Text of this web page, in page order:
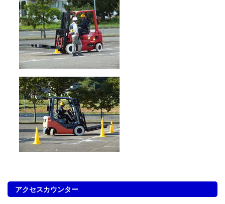
アクセスカウンター